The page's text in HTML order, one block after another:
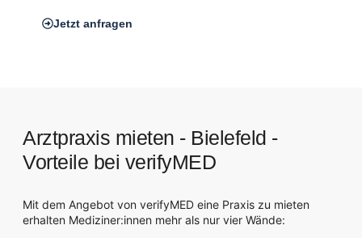
Jetzt anfragen
Arztpraxis mieten - Bielefeld -
Vorteile bei verifyMED
Mit dem Angebot von verifyMED eine Praxis zu mieten
erhalten Mediziner:innen mehr als nur vier Wände: